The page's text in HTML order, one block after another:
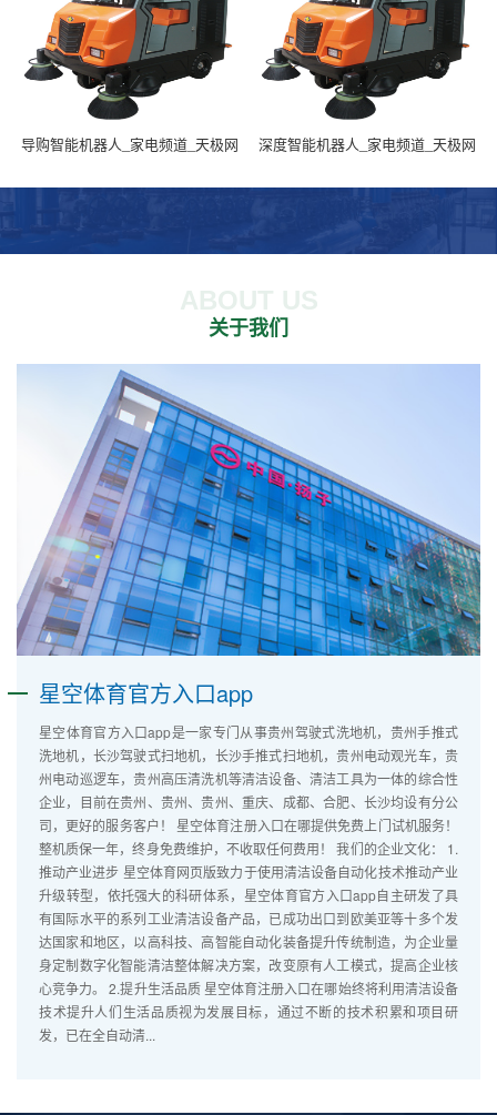
导购智能机器人_家电频道_天极网 深度智能机器人_家电频道_天极网
ABOUT US
关于我们
星空体育官方入口app
星空体育官方入口app是一家专门从事贵州驾驶式洗地机，贵州手推式
洗地机，长沙驾驶式扫地机，长沙手推式扫地机，贵州电动观光车，贵
州电动巡逻车，贵州高压清洗机等清洁设备、清洁工具为一体的综合性
企业，目前在贵州、贵州、贵州、重庆、成都、合肥、长沙均设有分公
司，更好的服务客户！ 星空体育注册入口在哪提供免费上门试机服务！
整机质保一年，终身免费维护，不收取任何费用！ 我们的企业文化： 1.
推动产业进步 星空体育网页版致力于使用清洁设备自动化技术推动产业
升级转型，依托强大的科研体系，星空体育官方入口app自主研发了具
有国际水平的系列工业清洁设备产品，已成功出口到欧美亚等十多个发
达国家和地区，以高科技、高智能自动化装备提升传统制造，为企业量
身定制数字化智能清洁整体解决方案，改变原有人工模式，提高企业核
心竞争力。 2.提升生活品质 星空体育注册入口在哪始终将利用清洁设备
技术提升人们生活品质视为发展目标，通过不断的技术积累和项目研
发，已在全自动清...